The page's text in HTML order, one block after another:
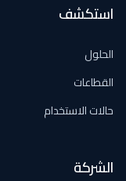
استكشف
الحلول
القطاعات
حالات الاستخدام
الشركة